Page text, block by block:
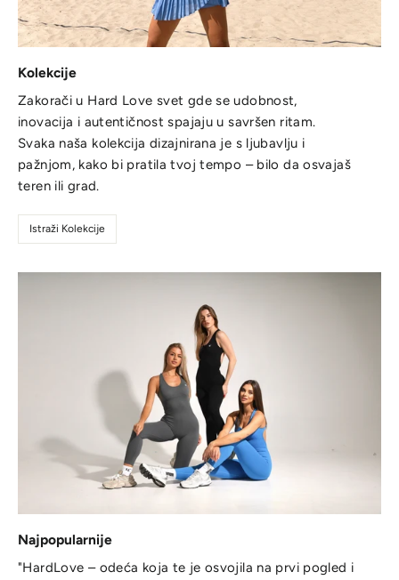
Kolekcije
Zakorači u Hard Love svet gde se udobnost,
inovacija i autentičnost spajaju u savršen ritam.
Svaka naša kolekcija dizajnirana je s ljubavlju i
pažnjom, kako bi pratila tvoj tempo – bilo da osvajaš
teren ili grad.
Istraži Kolekcije
Najpopularnije
"HardLove – odeća koja te je osvojila na prvi pogled i